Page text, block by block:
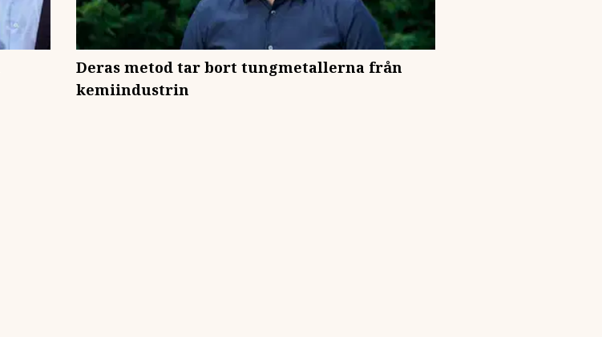
Deras metod tar bort tungmetallerna från
kemiindustrin